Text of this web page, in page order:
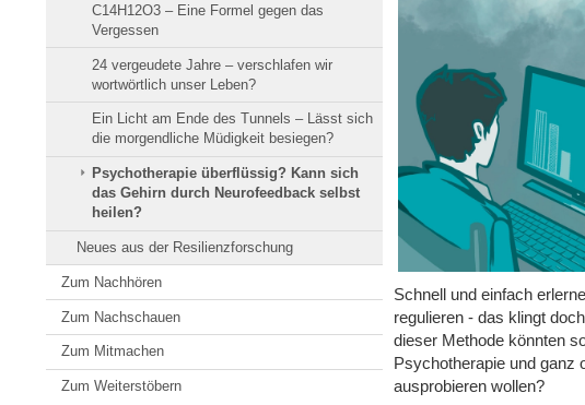
C14H12O3 – Eine Formel gegen das
Vergessen
24 vergeudete Jahre – verschlafen wir
wortwörtlich unser Leben?
Ein Licht am Ende des Tunnels – Lässt sich
die morgendliche Müdigkeit besiegen?
Psychotherapie überflüssig? Kann sich
das Gehirn durch Neurofeedback selbst
heilen?
Neues aus der Resilienzforschung
Zum Nachhören
Zum Nachschauen
Zum Mitmachen
Zum Weiterstöbern
Schnell und einfach
regulieren - das klingt
dieser Methode könnten
Psychotherapie und ganz
ausprobieren wollen?